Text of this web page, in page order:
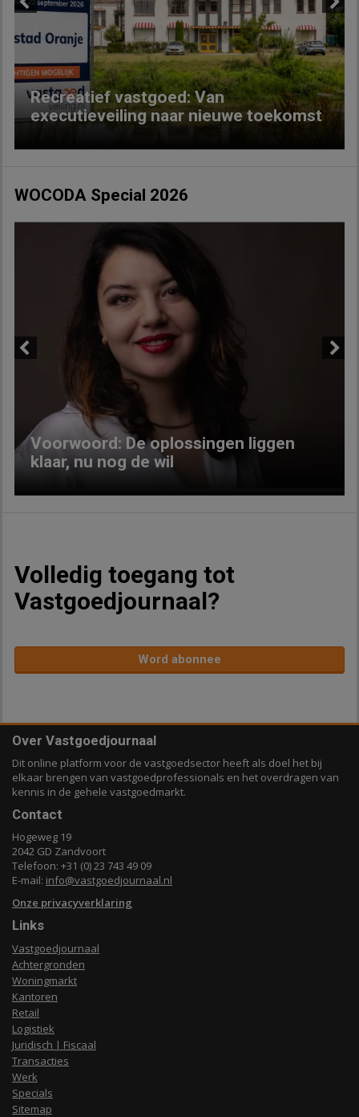
Recreatief vastgoed: Van
executieveiling naar nieuwe toekomst
Next
WOCODA Special 2026
Voorwoord: De oplossingen liggen
klaar, nu nog de wil
Volledig toegang tot
Vastgoedjournaal?
Word abonnee
Over Vastgoedjournaal
Dit online platform voor de vastgoedsector heeft als doel het bij
elkaar brengen van vastgoedprofessionals en het overdragen van
kennis in de gehele vastgoedmarkt.
Contact
Hogeweg 19
2042 GD Zandvoort
Telefoon: +31 (0) 23 743 49 09
E-mail: info@vastgoedjournaal.nl
Onze privacyverklaring
Links
Vastgoedjournaal
Achtergronden
Woningmarkt
Kantoren
Retail
Logistiek
Juridisch | Fiscaal
Transacties
Werk
Specials
Sitemap